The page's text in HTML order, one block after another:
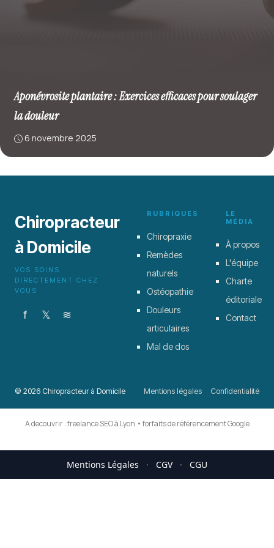
Aponévrosite plantaire : Exercices efficaces pour soulager
la douleur
6 novembre 2025
Chiropracteur
à Domicile
VOS SOINS
DIRECTEMENT CHEZ
VOUS
f 𝕏 ≋
RUBRIQUES
Chiropraxie
Remèdes
naturels
Ostéopathie
Douleurs
articulaires
Mal de dos
LE
MÉDIA
À propos
L'équipe
Charte
éditoriale
Contact
© 2026 Chiropracteur à Domicile Mentions légales Confidentialité
A decouvrir :freelance SEO à Lyon • forfaits de référencement Google
Mentions Légales · CGV · CGU